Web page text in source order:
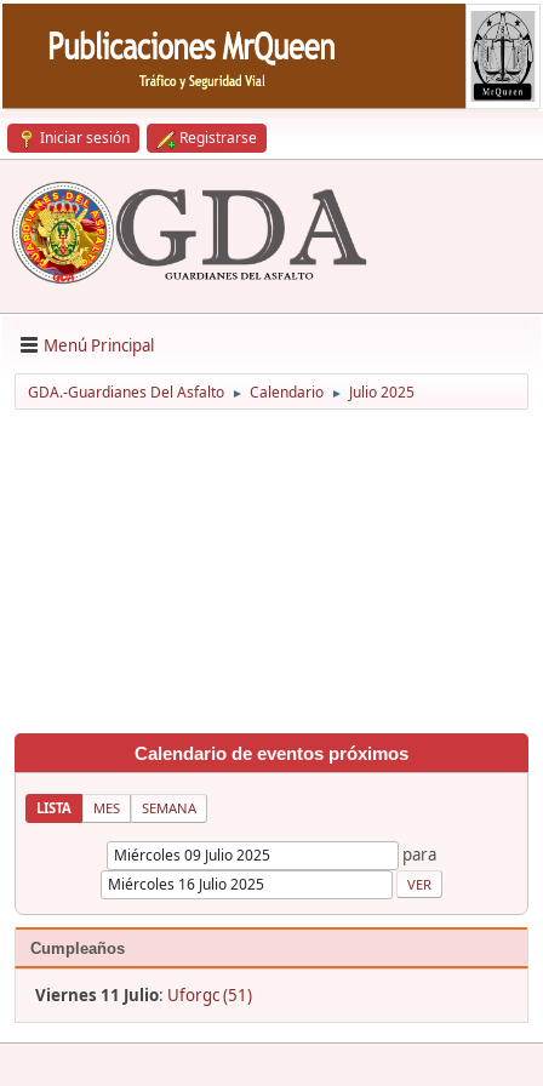
Iniciar sesión Registrarse
Menú Principal
GDA.-Guardianes Del Asfalto ► Calendario ► Julio 2025
Calendario de eventos próximos
LISTA MES SEMANA
para
Cumpleaños
Viernes 11 Julio: Uforgc (51)